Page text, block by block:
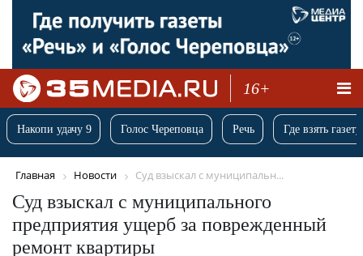
16+
Накопи удачу 9 Голос Череповца Речь Где взять
Главная Новости Суд взыскал с муниципальн...
Суд взыскал с муниципального
предприятия ущерб за поврежденный
ремонт квартиры